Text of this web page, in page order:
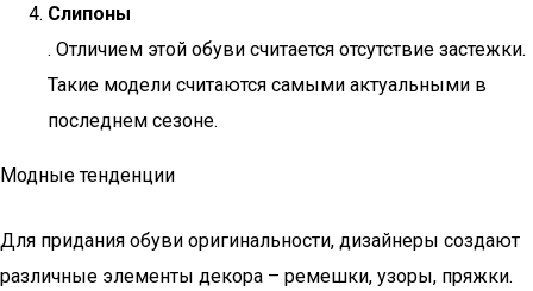
Слипоны
. Отличием этой обуви считается отсутствие застежки.
Такие модели считаются самыми актуальными в
последнем сезоне.
Модные тенденции
Для придания обуви оригинальности, дизайнеры создают
различные элементы декора – ремешки, узоры, пряжки.